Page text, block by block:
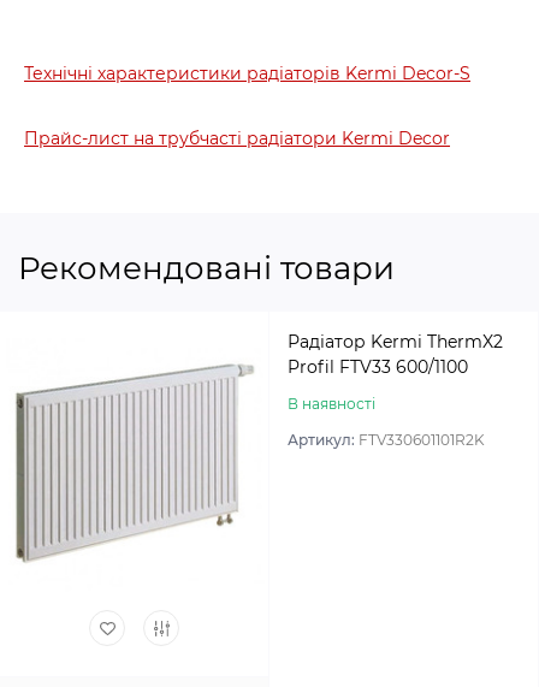
Технічні характеристики радіаторів Kermi Decor-S
Прайс-лист на трубчасті радіатори Kermi Decor
Рекомендовані товари
Радіатор Kermi ThermX2
Profil FTV33 600/1100
В наявності
Артикул: FTV330601101R2K